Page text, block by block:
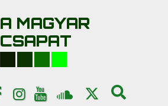
A MAGYAR
CSAPAT